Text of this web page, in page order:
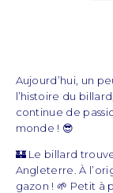
Aujourd’hui, un
l’histoire du
continue de
monde ! 😎
🏰 Le billard
Angleterre. À
gazon ! 🌱 Petit à